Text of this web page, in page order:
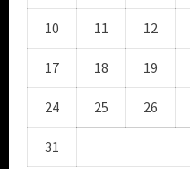
10 11 12
17 18 19
24 25 26
31